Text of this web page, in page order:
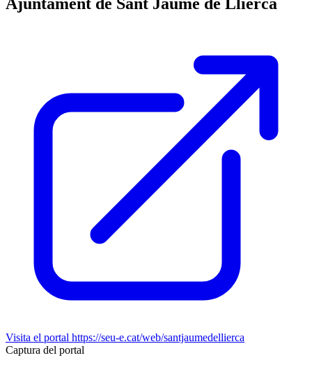
Visita el portal https://seu-e.cat/web/santjaumedellierca
Captura del portal